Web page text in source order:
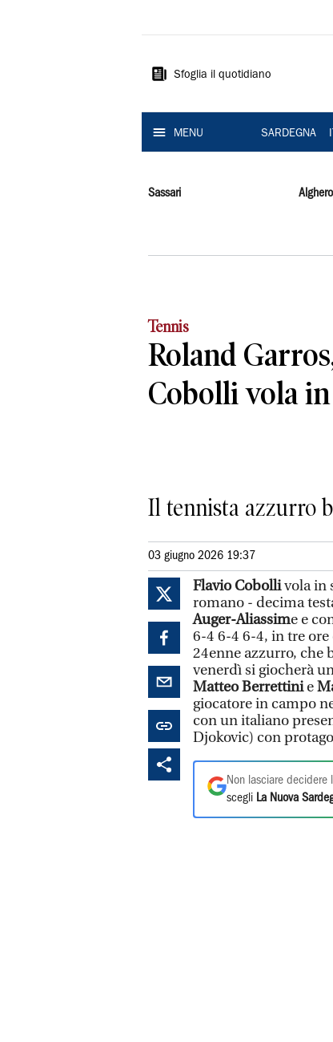
Sardegna
Sfoglia il quotidiano
MENU SARDEGNA
Sassari Alghero
Tennis
Roland
Cobolli vola
Il tennista azzurro
03 giugno 2026 19:37
Flavio Cobollivola in
romano - decima
Auger-Aliassime e
6-4 6-4 6-4, in tre
24enne azzurro, che
venerdì si giocherà
Matteo Berrettinie
giocatore in campo
con un italiano
Djokovic) con
Non lasciare decidere
scegli La Nuova